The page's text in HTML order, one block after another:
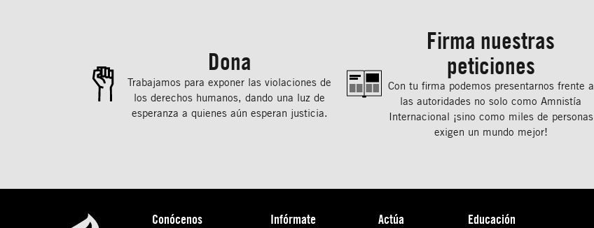
Dona
Trabajamos para exponer las violaciones de
los derechos humanos, dando una luz de
esperanza a quienes aún esperan justicia.
Firma nuestras
peticiones
Con tu ﬁrma podemos presentarnos frente a
las autoridades no solo como Amnistía
Internacional ¡sino como miles de personas
exigen un mundo mejor!
Conócenos Infórmate Actúa Educación